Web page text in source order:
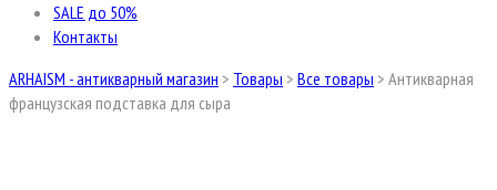
SALE до 50%
Контакты
ARHAISM - антикварный магазин > Товары > Все товары > Антикварная
французская подставка для сыра